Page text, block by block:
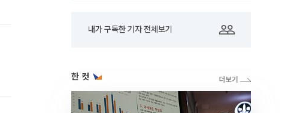
내가 구독한 기자 전체보기
한 컷